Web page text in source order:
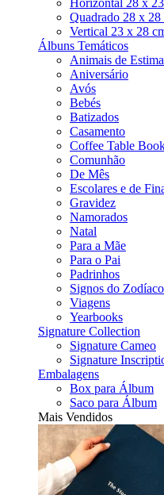
Quadrado 28 x 28
Vertical 23 x 28
Álbuns Temáticos
Animais de
Aniversário
Avós
Bebés
Batizados
Casamento
Coffee Table
Comunhão
De Mês
Escolares e de
Gravidez
Namorados
Natal
Para a Mãe
Para o Pai
Padrinhos
Signos do Zodíaco
Viagens
Yearbooks
Signature Collection
Signature Cameo
Signature
Embalagens
Box para Álbum
Saco para Álbum
Mais Vendidos